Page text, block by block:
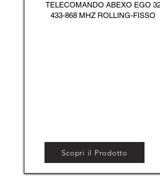
TELECOMANDO ABEXO EGO 32
433-868 MHZ ROLLING-FISSO
Scopri il Prodotto